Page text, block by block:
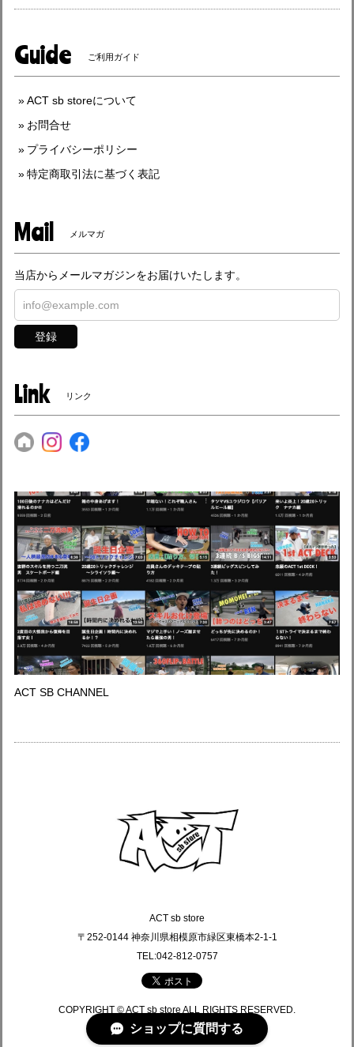
Guide ご利用ガイド
ACT sb storeについて
お問合せ
プライバシーポリシー
特定商取引法に基づく表記
Mail メルマガ
当店からメールマガジンをお届けいたします。
登録
Link リンク
ACT SB CHANNEL
ACT sb store
〒252-0144 神奈川県相模原市緑区東橋本2-1-1
TEL:042-812-0757
COPYRIGHT © ACT sb store ALL RIGHTS RESERVED.
ショップに質問する